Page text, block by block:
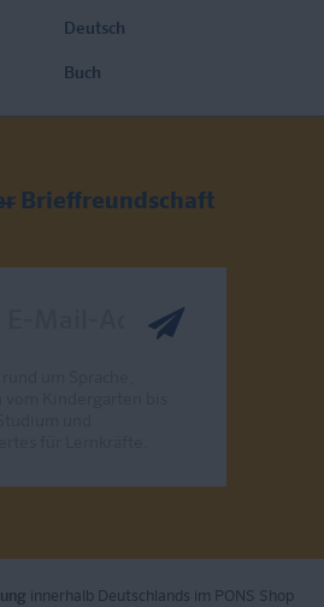
Deutsch
Buch
Brieffreundschaft
innerhalb Deutschlands im PONS Shop